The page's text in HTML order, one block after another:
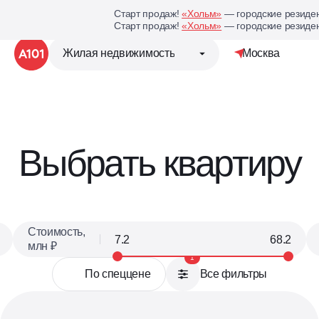
Старт продаж!«Хольм» — городские
Старт продаж!«Хольм» — городские
Жилая недвижимость Москва
Жилая недвижимость
Кухни под планировку
вашей квартиры
Выбрать квартиру
Стоимость,
млн ₽
По спеццене
1
Все фильтры